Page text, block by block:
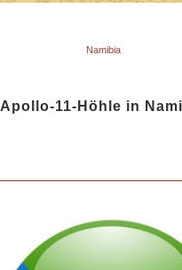
Namibia
Apollo-11-Höhle in